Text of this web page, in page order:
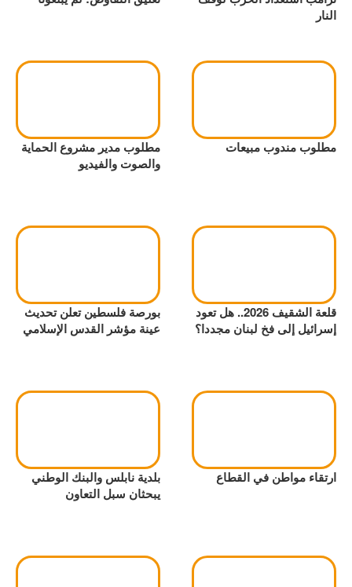
النار
مطلوب مندوب مبيعات
مطلوب مدير مشروع الحماية
والصوت والفيديو
قلعة الشقيف 2026.. هل تعود
إسرائيل إلى فخ لبنان مجددا؟
بورصة فلسطين تعلن تحديث
عينة مؤشر القدس الإسلامي
ارتقاء مواطن في القطاع
بلدية نابلس والبنك الوطني
يبحثان سبل التعاون